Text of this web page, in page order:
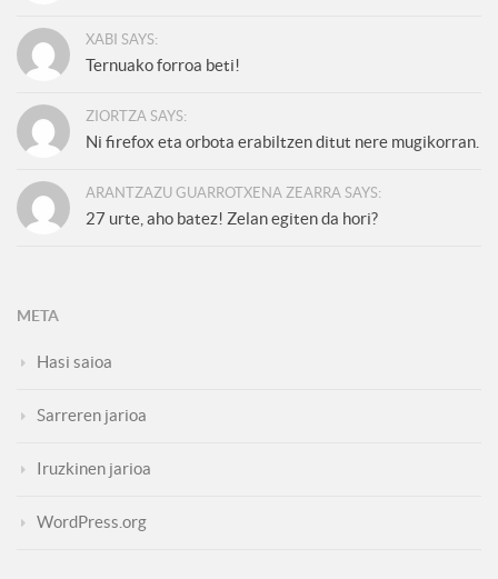
XABI SAYS:
Ternuako forroa beti!
ZIORTZA SAYS:
Ni firefox eta orbota erabiltzen ditut nere mugikorran.
ARANTZAZU GUARROTXENA ZEARRA SAYS:
27 urte, aho batez! Zelan egiten da hori?
META
Hasi saioa
Sarreren jarioa
Iruzkinen jarioa
WordPress.org